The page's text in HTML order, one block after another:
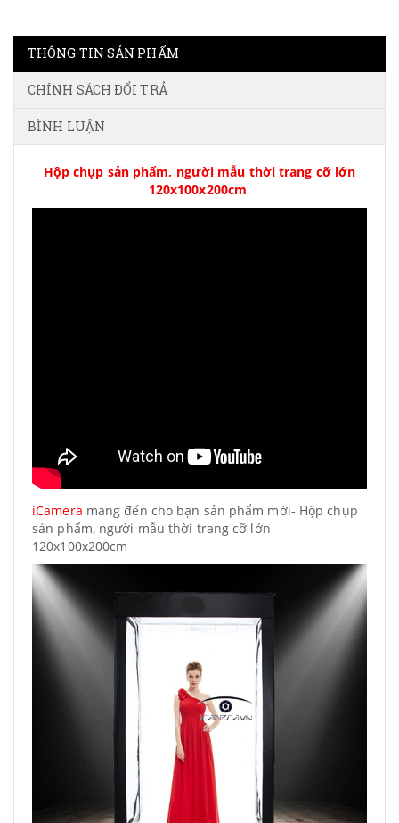
THÔNG TIN SẢN PHẨM
CHÍNH SÁCH ĐỔI TRẢ
BÌNH LUẬN
Hộp chụp sản phẩm, người mẫu thời trang cỡ lớn
120x100x200cm
iCamera mang đến cho bạn sản phẩm mới- Hộp chụp
sản phẩm, người mẫu thời trang cỡ lớn
120x100x200cm